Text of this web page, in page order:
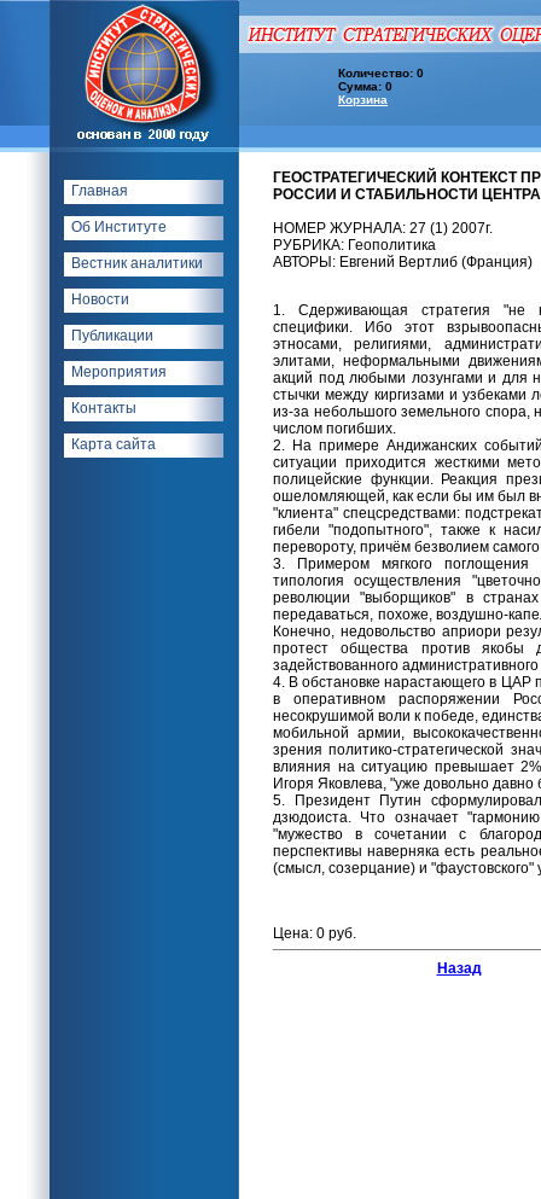
Количество: 0
Сумма: 0
Корзина
Главная
Об Институте
Вестник аналитики
Новости
Публикации
Мероприятия
Контакты
Карта сайта
ГЕОСТРАТЕГИЧЕСКИЙ КОНТЕКСТ
РОССИИ И СТАБИЛЬНОСТИ
НОМЕР ЖУРНАЛА: 27 (1) 2007г.
РУБРИКА: Геополитика
АВТОРЫ: Евгений Вертлиб (Франция)
1. Сдерживающая стратегия "не
специфики. Ибо этот
этносами, религиями,
элитами, неформальными
акций под любыми лозунгами и для
стычки между киргизами и узбеками
из-за небольшого земельного
числом погибших.
2. На примере Андижанских
ситуации приходится жесткими
полицейские функции. Реакция
ошеломляющей, как если бы им был
"клиента" спецсредствами:
гибели "подопытного", также к
перевороту, причём безволием
3. Примером мягкого поглощения
типология осуществления
революции "выборщиков" в
передаваться, похоже, воздушно-
Конечно, недовольство априори
протест общества против якобы
задействованного
4. В обстановке нарастающего в ЦАР
в оперативном распоряжении
несокрушимой воли к победе,
мобильной армии,
зрения политико-стратегической
влияния на ситуацию превышает
Игоря Яковлева, "уже довольно давно
5. Президент Путин
дзюдоиста. Что означает
"мужество в сочетании с
перспективы наверняка есть
(смысл, созерцание) и
Цена: 0 руб.
Назад